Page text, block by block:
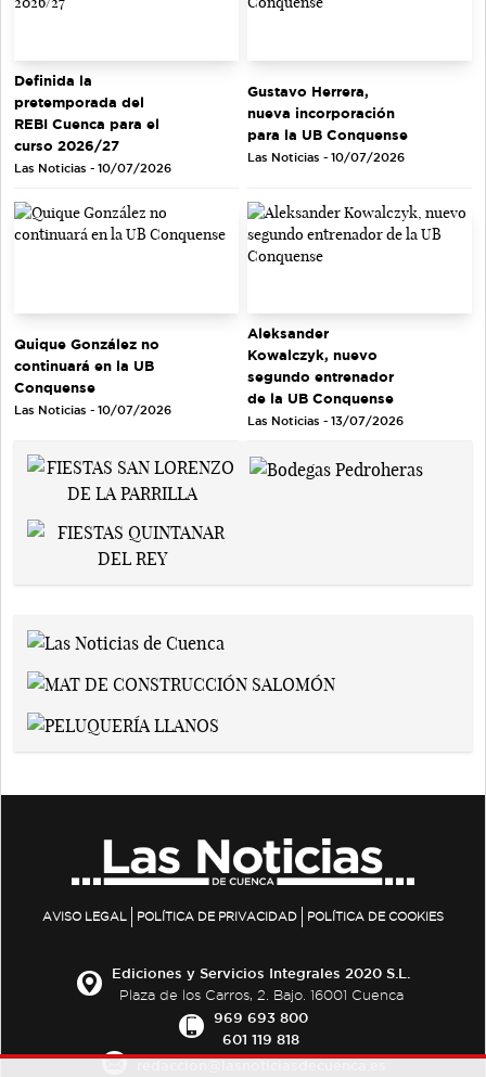
Definida la
pretemporada del
REBI Cuenca para el
curso 2026/27
Las Noticias - 10/07/2026
Gustavo Herrera,
nueva incorporación
para la UB Conquense
Las Noticias - 10/07/2026
Quique González no
continuará en la UB
Conquense
Las Noticias - 10/07/2026
Aleksander
Kowalczyk, nuevo
segundo entrenador
de la UB Conquense
Las Noticias - 13/07/2026
AVISO LEGAL POLÍTICA DE PRIVACIDAD POLÍTICA DE COOKIES
Ediciones y Servicios Integrales 2020 S.L.
Plaza de los Carros, 2. Bajo. 16001 Cuenca
969 693 800
601 119 818